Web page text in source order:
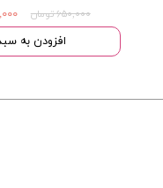
۶۵۰,۰۰۰ تومان
افزودن به